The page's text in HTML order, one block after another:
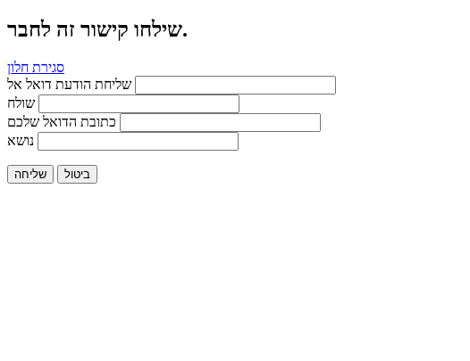
שילחו קישור זה לחבר.
סגירת חלון
שליחת הודעת דואל אל
שולח
כתובת הדואל שלכם
נושא
שליחה ביטול